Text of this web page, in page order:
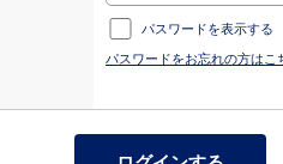
パスワードを表示する
パスワードをお忘れの方はこ